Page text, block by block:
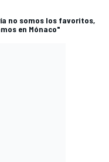
no somos los favoritos,
en Mónaco"